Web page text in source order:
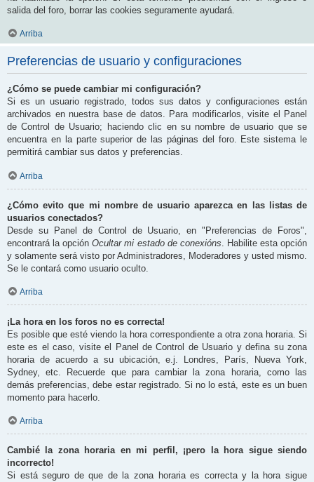
salida del foro, borrar las cookies seguramente ayudará.
Arriba
Preferencias de usuario y configuraciones
¿Cómo se puede cambiar mi configuración?
Si es un usuario registrado, todos sus datos y configuraciones están
archivados en nuestra base de datos. Para modificarlos, visite el Panel
de Control de Usuario; haciendo clic en su nombre de usuario que se
encuentra en la parte superior de las páginas del foro. Este sistema le
permitirá cambiar sus datos y preferencias.
Arriba
¿Cómo evito que mi nombre de usuario aparezca en las listas de
usuarios conectados?
Desde su Panel de Control de Usuario, en "Preferencias de Foros",
encontrará la opciónOcultar mi estado de conexións . Habilite esta opción
y solamente será visto por Administradores, Moderadores y usted mismo.
Se le contará como usuario oculto.
Arriba
¡La hora en los foros no es correcta!
Es posible que esté viendo la hora correspondiente a otra zona horaria. Si
este es el caso, visite el Panel de Control de Usuario y defina su zona
horaria de acuerdo a su ubicación, e.j. Londres, París, Nueva York,
Sydney, etc. Recuerde que para cambiar la zona horaria, como las
demás preferencias, debe estar registrado. Si no lo está, este es un buen
momento para hacerlo.
Arriba
Cambié la zona horaria en mi perfil, ¡pero la hora sigue siendo
incorrecto!
Si está seguro de que de la zona horaria es correcta y la hora sigue